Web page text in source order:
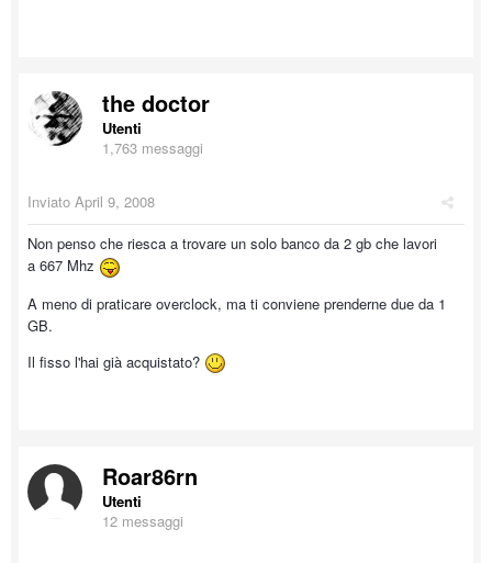
the doctor
Utenti
1,763 messaggi
Inviato April 9, 2008
Non penso che riesca a trovare un solo banco da 2 gb che lavori
a 667 Mhz
A meno di praticare overclock, ma ti conviene prenderne due da 1
GB.
Il fisso l'hai già acquistato?
Roar86rn
Utenti
12 messaggi